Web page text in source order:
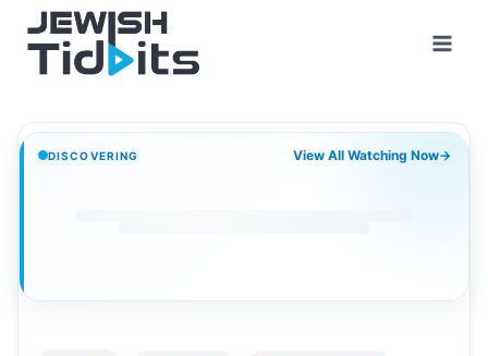
content
DISCOVERING View All Watching Now→